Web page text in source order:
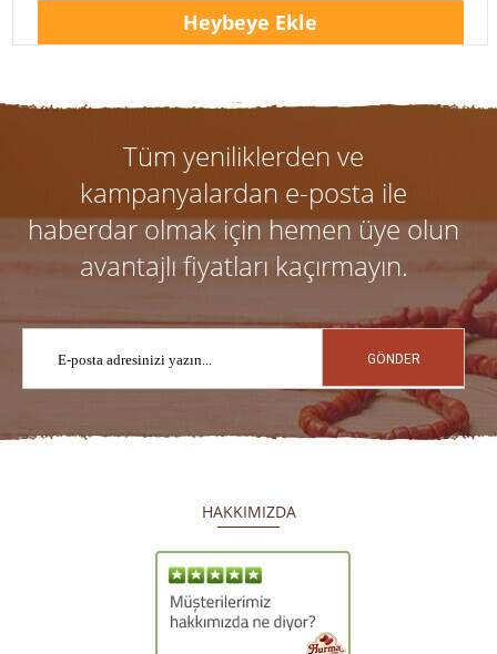
Heybeye Ekle
Tüm yeniliklerden ve
kampanyalardan e-posta ile
haberdar olmak için hemen üye olun
avantajlı fiyatları kaçırmayın.
GÖNDER
HAKKIMIZDA